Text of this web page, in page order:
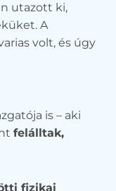
utazott ki,
A
volt, és úgy
is – aki
felálltak,
fizikai